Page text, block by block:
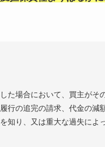
た場合において、買主がそ
行の追完の請求、代金の減
知り、又は重大な過失によ